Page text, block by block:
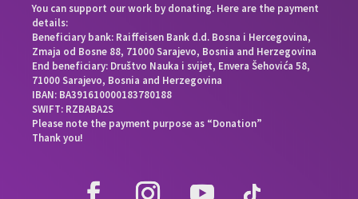
You can support our work by donating. Here are the payment
details:
Beneficiary bank: Raiffeisen Bank d.d. Bosna i Hercegovina,
Zmaja od Bosne 88, 71000 Sarajevo, Bosnia and Herzegovina
End beneficiary: Društvo Nauka i svijet, Envera Šehovića 58,
71000 Sarajevo, Bosnia and Herzegovina
IBAN: BA391610000183780188
SWIFT: RZBABA2S
Please note the payment purpose as “Donation”
Thank you!